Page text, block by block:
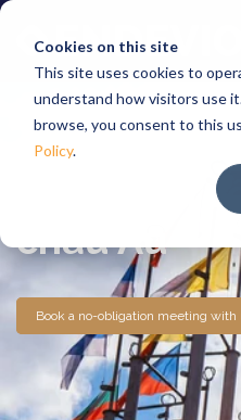
Cookies on this site
This site uses cookies to
understand how visitors use
browse, you consent to this
Policy.
Thông tin
châu Âu
Book a no-obligation meeting with